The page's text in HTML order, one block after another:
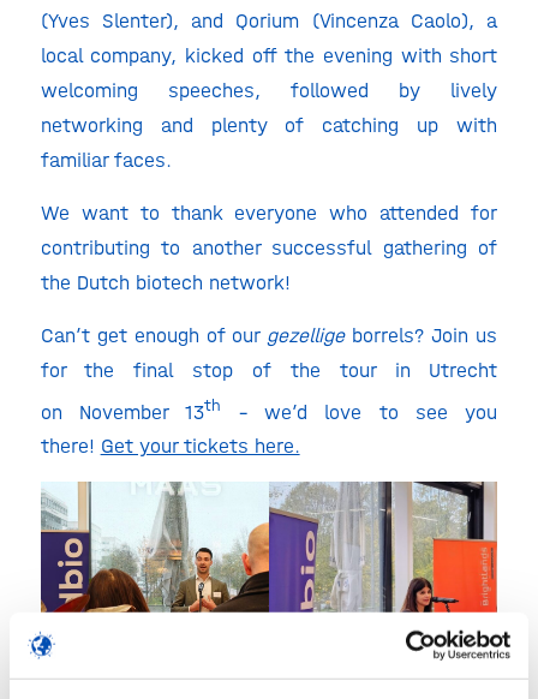
(Yves Slenter), and Qorium (Vincenza Caolo), a
local company, kicked off the evening with short
welcoming speeches, followed by lively
networking and plenty of catching up with
familiar faces.
We want to thank everyone who attended for
contributing to another successful gathering of
the Dutch biotech network!
Can’t get enough of our gezelligeborrels? Join us
for the final stop of the tour in Utrecht
on November 13th
– we’d love to see you
there! Get your tickets here.